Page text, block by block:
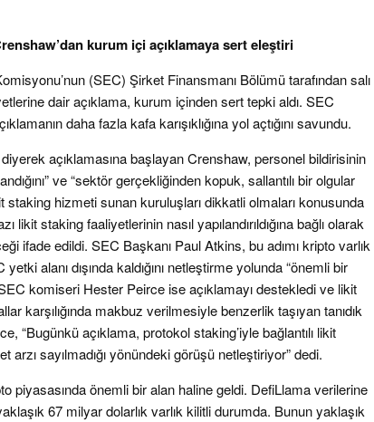
kurum içi açıklamaya sert eleştiri
(SEC) Şirket Finansmanı Bölümü tarafından salı
dair açıklama, kurum içinden sert tepki aldı. SEC
daha fazla kafa karışıklığına yol açtığını savundu.
açıklamasına başlayan Crenshaw, personel bildirisinin
ve “sektör gerçekliğinden kopuk, sallantılı bir olgular
staking hizmeti sunan kuruluşları dikkatli olmaları konusunda
likit staking faaliyetlerinin nasıl yapılandırıldığına bağlı olarak
ifade edildi. SEC Başkanı Paul Atkins, bu adımı kripto varlık
alanı dışında kaldığını netleştirme yolunda “önemli bir
komiseri Hester Peirce ise açıklamayı destekledi ve likit
karşılığında makbuz verilmesiyle benzerlik taşıyan tanıdık
“Bugünkü açıklama, protokol staking’iyle bağlantılı likit
sayılmadığı yönündeki görüşü netleştiriyor” dedi.
piyasasında önemli bir alan haline geldi. DefiLlama verilerine
67 milyar dolarlık varlık kilitli durumda. Bunun yaklaşık